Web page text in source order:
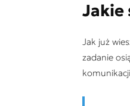
Jakie
Jak już
zadanie